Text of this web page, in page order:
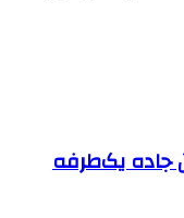
این جاده یک‌طرفه